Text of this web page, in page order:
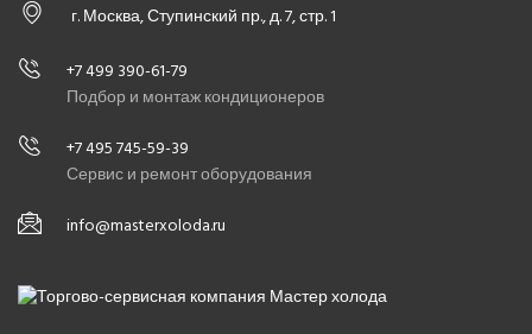
г. Москва, Ступинский пр., д. 7, стр. 1
+7 499 390-61-79
Подбор и монтаж кондиционеров
+7 495 745-59-39
Сервис и ремонт оборудования
info@masterxoloda.ru